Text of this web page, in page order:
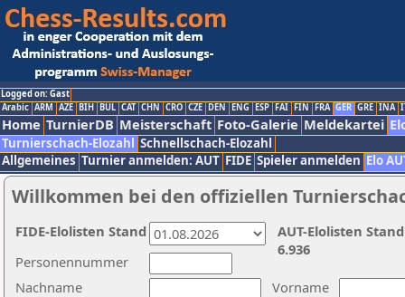
Logged on: Gast
Arabic ARM AZE BIH BUL CAT CHN CRO CZE DEN ENG ESP FAI FIN FRA GER GRE INA
Home TurnierDB Meisterschaft Foto-Galerie Meldekartei
Turnierschach-Elozahl Schnellschach-Elozahl
Allgemeines Turnier anmelden: AUT FIDE Spieler anmelden Elo
Willkommen bei den offiziellen
Nachname
Vorname
Personennummer
AUT-Elolisten
6.936
FIDE-Elolisten Stand